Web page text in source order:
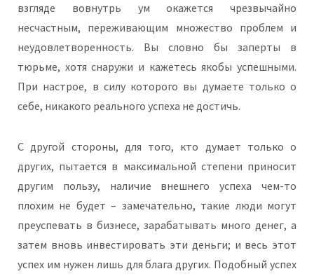
взгляде вовнутрь ум окажется чрезвычайно
несчастным, переживающим множество проблем и
неудовлетворенность. Вы словно бы заперты в
тюрьме, хотя снаружи и кажетесь якобы успешными.
При настрое, в силу которого вы думаете только о
себе, никакого реального успеха не достичь.
С другой стороны, для того, кто думает только о
других, пытается в максимальной степени приносит
другим пользу, наличие внешнего успеха чем-то
плохим не будет – замечательно, такие люди могут
преуспевать в бизнесе, зарабатывать много денег, а
затем вновь инвестировать эти деньги; и весь этот
успех им нужен лишь для блага других. Подобный успех